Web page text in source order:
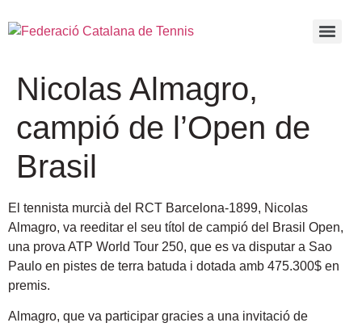
Nicolas Almagro,
campió de l’Open de
Brasil
El tennista murcià del RCT Barcelona-1899, Nicolas
Almagro, va reeditar el seu títol de campió del Brasil Open,
una prova ATP World Tour 250, que es va disputar a Sao
Paulo en pistes de terra batuda i dotada amb 475.300$ en
premis.
Almagro, que va participar gracies a una invitació de